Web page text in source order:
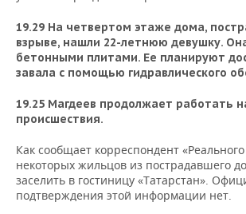
19.29 На четвертом этаже дома,
взрыве, нашли 22-летнюю девушку.
бетонными плитами. Ее планируют
завала с помощью гидравлического
19.25 Магдеев продолжает работать
происшествия.
Как сообщает корреспондент
некоторых жильцов из пострадавшего
заселить в гостиницу «Татарстан».
подтверждения этой информации нет.